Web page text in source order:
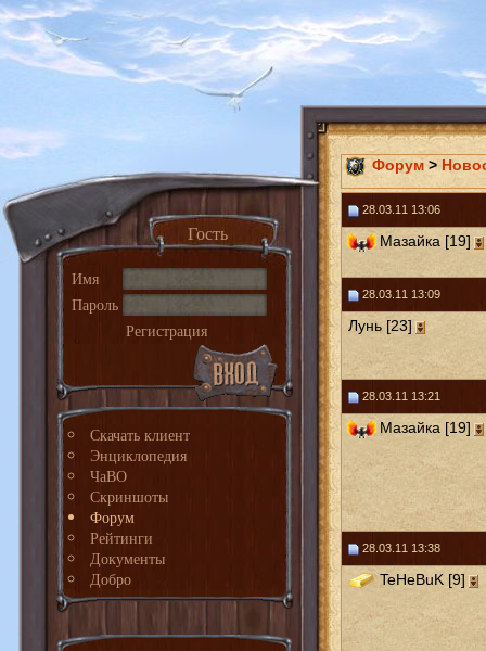
Гость
Имя
Пароль
Регистрация
Скачать клиент
Энциклопедия
ЧаВО
Скриншоты
Форум
Рейтинги
Документы
Добро
Форум >
28.03.11 13:06
Мазайка [19]
28.03.11 13:09
Лунь [23]
28.03.11 13:21
Мазайка [19]
28.03.11 13:38
TeHeBuK [9]